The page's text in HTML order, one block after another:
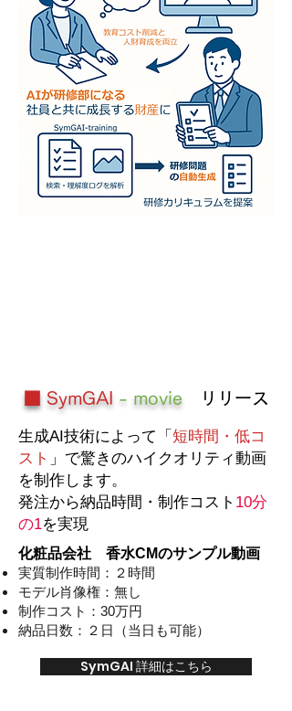
■ SymGAI - movie リリース
生成AI技術によって「 短時間・低コ
スト 」で驚きのハイクオリティ動画
を制作します。
発注から納品時間・制作コスト 10分
の1を実現
化粧品会社 香水CMのサンプル動画
実質制作時間：２時間
モデル肖像権：無し
制作コスト：30万円
納品日数：２日（当日も可能）
SymGAI 詳細はこちら